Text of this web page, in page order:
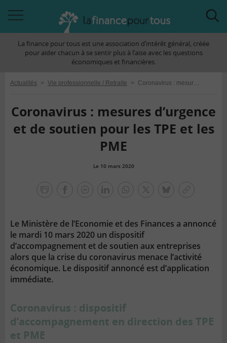
àLa finance pour tous est une association d’intérêt général, créée
pour aider chacun à se sentir plus à l’aise avec les questions
économiques et financières.
Actualités > Vie professionnelle / Retraite > Coronavirus : mesures d’urgence et de soutien pour les TPE et les PME
Coronavirus : mesures d’urgence
et de soutien pour les TPE et les
PME
Le 10 mars 2020
Le Ministère de l’Economie et des Finances a annoncé
le mardi 10 mars 2020 un dispositif
d’accompagnement et de soutien aux entreprises
alors que la crise du coronavirus menace l’activité
économique. Le dispositif annoncé est d’application
immédiate.
Coronavirus : dispositif
d’accompagnement en direction des TPE
et PME